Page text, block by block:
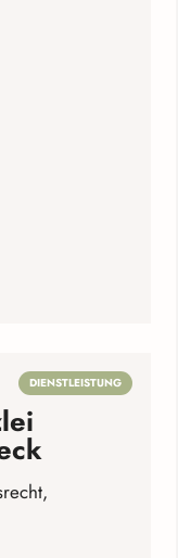
DIENSTLEISTUNG